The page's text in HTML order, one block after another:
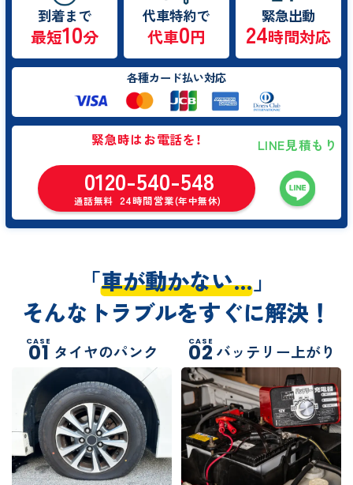
到着まで
最短10分
代車特約で
代車0円
緊急出動
24時間対応
各種カード払い対応
緊急時はお電話を！
0120-540-548
通話無料 24時間営業(年中無休)
LINE見積もり
「車が動かない…」
そんなトラブルをすぐに解決！
CASE
01 タイヤのパンク CASE
02 バッテリー上がり